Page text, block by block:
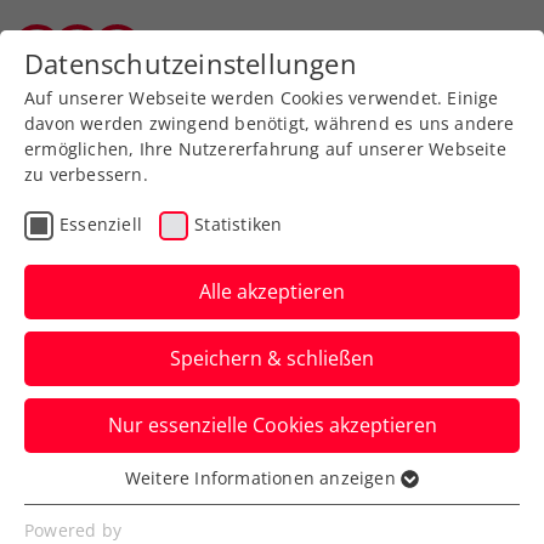
Zurück zur Newsübersicht
WTA
ITF Tauranga: Grabher mit
ansprechendem
Saisonstart
Österreichs Spitzenspielerin verpasst in
Neuseeland nur knapp ihren neunten
Damen-Doppeltitel.
Verfasst von: Manuel Wachta, 21.12.2024
Datenschutzeinstellungen
Auf unserer Webseite werden Cookies verwendet. Einige
davon werden zwingend benötigt, während es uns andere
ermöglichen, Ihre Nutzererfahrung auf unserer Webseite
zu verbessern.
Essenziell Statistiken
Alle akzeptieren
Speichern & schließen
Nur essenzielle Cookies akzeptieren
Essenziell
Essenzielle Cookies werden für grundlegende
Weitere Informationen anzeigen
Powered by